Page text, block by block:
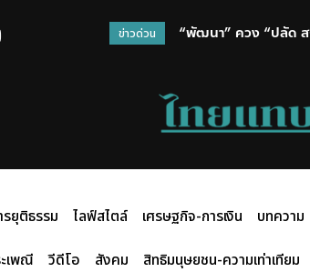
ข่าวด่วน
“พัฒนา” ควง “ปลัด ส
“สรศักดิ์” ซัดรัฐบาล
รยุติธรรม ไลฟ์สไตล์ เศรษฐกิจ-การเงิน บทความ
เพณี วีดีโอ สังคม สิทธิมนุษยชน-ความเท่าเทียม